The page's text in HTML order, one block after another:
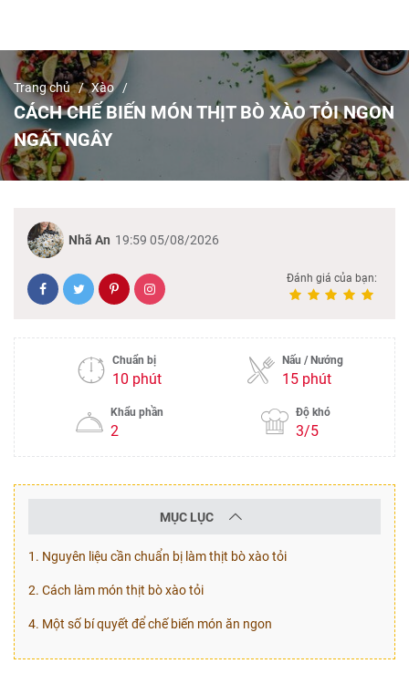
Trang chủ Xào
CÁCH CHẾ BIẾN MÓN THỊT BÒ XÀO TỎI NGON
NGẤT NGÂY
Nhã An 19:59 05/08/2026
Đánh giá của bạn:
Chuẩn bị
10 phút
Nấu / Nướng
15 phút
Khẩu phần
2
Độ khó
3/5
MỤC LỤC
1. Nguyên liệu cần chuẩn bị làm thịt bò xào tỏi
2. Cách làm món thịt bò xào tỏi
4. Một số bí quyết để chế biến món ăn ngon